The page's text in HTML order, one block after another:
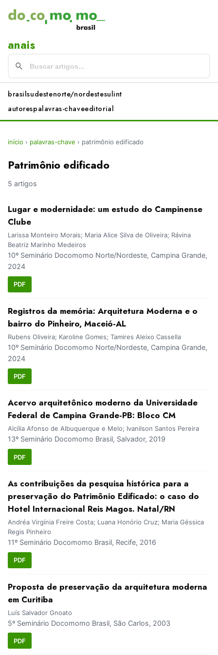
anais
brasilsudestenorte/nordestesulint
autorespalavras-chaveeditorial
início › palavras-chave › patrimônio edificado
Patrimônio edificado
5 artigos
Lugar e modernidade: um estudo do Campinense
Clube
Larissa Monteiro Morais; Maria Alice Silva de Oliveira; Rávina
Beatriz Marinho Medeiros
10º Seminário Docomomo Norte/Nordeste, Campina Grande,
2024
PDF
Registros da memória: Arquitetura Moderna e o
bairro do Pinheiro, Maceió-AL
Rubens Oliveira; Karoline Gomes; Tamires Aleixo Cassella
10º Seminário Docomomo Norte/Nordeste, Campina Grande,
2024
PDF
Acervo arquitetônico moderno da Universidade
Federal de Campina Grande-PB: Bloco CM
Alcília Afonso de Albuquerque e Melo; Ivanilson Santos Pereira
13º Seminário Docomomo Brasil, Salvador, 2019
PDF
As contribuições da pesquisa histórica para a
preservação do Patrimônio Edificado: o caso do
Hotel Internacional Reis Magos. Natal/RN
Andréa Virgínia Freire Costa; Luana Honório Cruz; Maria Géssica
Regis Pinheiro
11º Seminário Docomomo Brasil, Recife, 2016
PDF
Proposta de preservação da arquitetura moderna
em Curitiba
Luís Salvador Gnoato
5º Seminário Docomomo Brasil, São Carlos, 2003
PDF